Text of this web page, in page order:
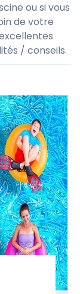
ou si vous
de votre
/ conseils.